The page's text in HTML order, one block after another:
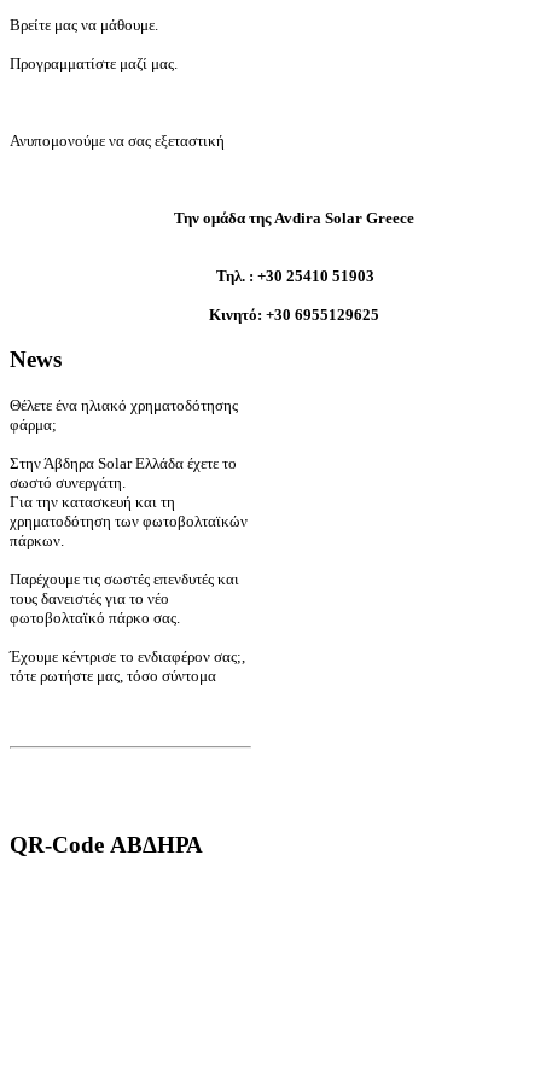
Βρείτε μας να μάθουμε.
Προγραμματίστε μαζί μας.
Ανυπομονούμε να σας εξεταστική
Την ομάδα της Avdira SolarGreece
Τηλ. : +30 25410 51903
Kινητό: +30 6955129625
News
Θέλετε ένα ηλιακό χρηματοδότησης
φάρμα;
Στην Άβδηρα Solar Ελλάδα έχετε το
σωστό συνεργάτη.
Για την κατασκευή και τη
χρηματοδότηση των φωτοβολταϊκών
πάρκων.
Παρέχουμε τις σωστές επενδυτές και
τους δανειστές για το νέο
φωτοβολταϊκό πάρκο σας.
Έχουμε κέντρισε το ενδιαφέρον σας;,
τότε ρωτήστε μας, τόσο σύντομα
QR-Code ΑΒΔΗΡΑ